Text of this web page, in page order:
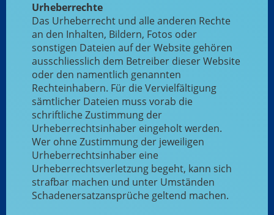
Urheberrechte
Das Urheberrecht und alle anderen Rechte
an den Inhalten, Bildern, Fotos oder
sonstigen Dateien auf der Website gehören
ausschliesslich dem Betreiber dieser Website
oder den namentlich genannten
Rechteinhabern. Für die Vervielfältigung
sämtlicher Dateien muss vorab die
schriftliche Zustimmung der
Urheberrechtsinhaber eingeholt werden.
Wer ohne Zustimmung der jeweiligen
Urheberrechtsinhaber eine
Urheberrechtsverletzung begeht, kann sich
strafbar machen und unter Umständen
Schadenersatzansprüche geltend machen.